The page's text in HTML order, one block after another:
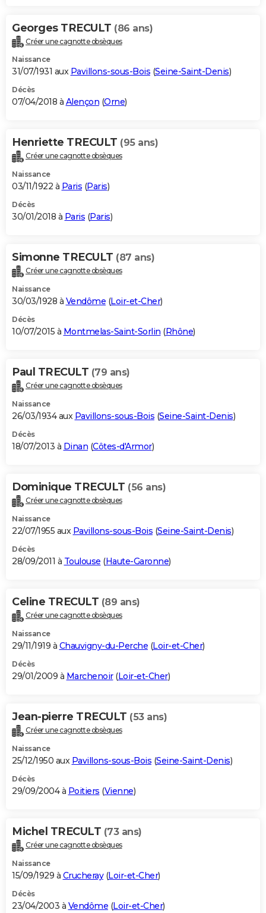
Georges TRECULT (86 ans)
Créer une cagnotte obsèques
Naissance
31/07/1931 aux Pavillons-sous-Bois (Seine-Saint-Denis)
Décès
07/04/2018 à Alençon (Orne)
Henriette TRECULT (95 ans)
Créer une cagnotte obsèques
Naissance
03/11/1922 à Paris (Paris)
Décès
30/01/2018 à Paris (Paris)
Simonne TRECULT (87 ans)
Créer une cagnotte obsèques
Naissance
30/03/1928 à Vendôme (Loir-et-Cher)
Décès
10/07/2015 à Montmelas-Saint-Sorlin (Rhône)
Paul TRECULT (79 ans)
Créer une cagnotte obsèques
Naissance
26/03/1934 aux Pavillons-sous-Bois (Seine-Saint-Denis)
Décès
18/07/2013 à Dinan (Côtes-d'Armor)
Dominique TRECULT (56 ans)
Créer une cagnotte obsèques
Naissance
22/07/1955 aux Pavillons-sous-Bois (Seine-Saint-Denis)
Décès
28/09/2011 à Toulouse (Haute-Garonne)
Celine TRECULT (89 ans)
Créer une cagnotte obsèques
Naissance
29/11/1919 à Chauvigny-du-Perche (Loir-et-Cher)
Décès
29/01/2009 à Marchenoir(Loir-et-Cher)
Jean-pierre TRECULT (53 ans)
Créer une cagnotte obsèques
Naissance
25/12/1950 aux Pavillons-sous-Bois (Seine-Saint-Denis)
Décès
29/09/2004 à Poitiers (Vienne)
Michel TRECULT (73 ans)
Créer une cagnotte obsèques
Naissance
15/09/1929 à Crucheray(Loir-et-Cher)
Décès
23/04/2003 à Vendôme (Loir-et-Cher)